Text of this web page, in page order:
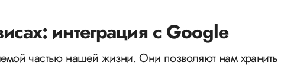
интеграция с Google
частью нашей жизни. Они позволяют нам хранить